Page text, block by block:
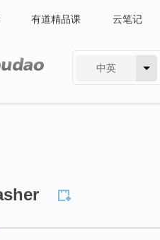
有道精品课 云笔记
中英